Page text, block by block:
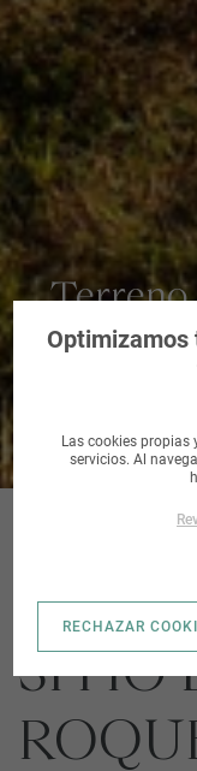
Terreno
del
SITIO
Optimizamos
Las cookies propias
servicios. Al
RECHAZAR